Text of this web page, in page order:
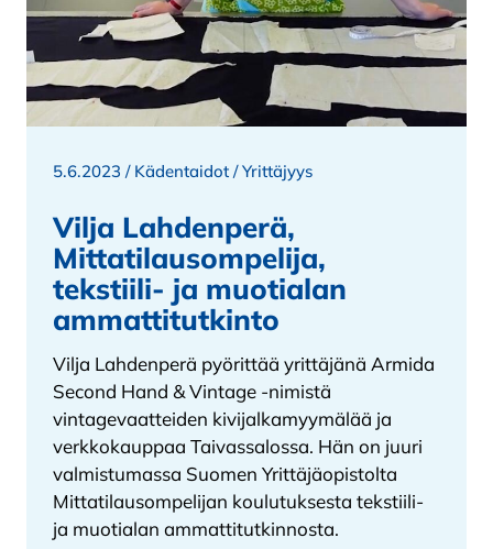
5.6.2023 / Kädentaidot /Yrittäjyys
Vilja Lahdenperä,
Mittatilausompelija,
tekstiili- ja muotialan
ammattitutkinto
Vilja Lahdenperä pyörittää yrittäjänä Armida
Second Hand & Vintage -nimistä
vintagevaatteiden kivijalkamyymälää ja
verkkokauppaa Taivassalossa. Hän on juuri
valmistumassa Suomen Yrittäjäopistolta
Mittatilausompelijan koulutuksesta tekstiili-
ja muotialan ammattitutkinnosta.